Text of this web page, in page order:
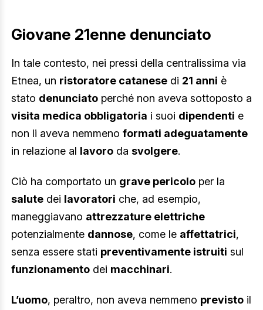
Giovane 21enne denunciato
In tale contesto, nei pressi della centralissima via
Etnea, un ristoratore catanese di 21 anni è
stato denunciato perché non aveva sottoposto a
visita medica obbligatoria i suoi dipendenti e
non li aveva nemmeno formati adeguatamente
in relazione al lavoro da svolgere.
Ciò ha comportato un grave pericolo per la
salute dei lavoratori che, ad esempio,
maneggiavano attrezzature elettriche
potenzialmente dannose, come le affettatrici,
senza essere stati preventivamente istruiti sul
funzionamento dei macchinari.
L’uomo, peraltro, non aveva nemmeno previsto il